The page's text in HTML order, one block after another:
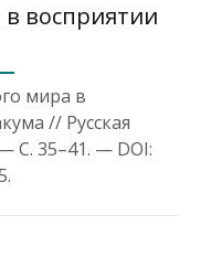
в восприятии
мира в
// Русская
С. 35–41. — DOI: